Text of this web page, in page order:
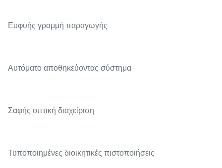
Ευφυής γραμμή παραγωγής
Αυτόματο αποθηκεύοντας σύστημα
Σαφής οπτική διαχείριση
Τυποποιημένες διοικητικές πιστοποιήσεις